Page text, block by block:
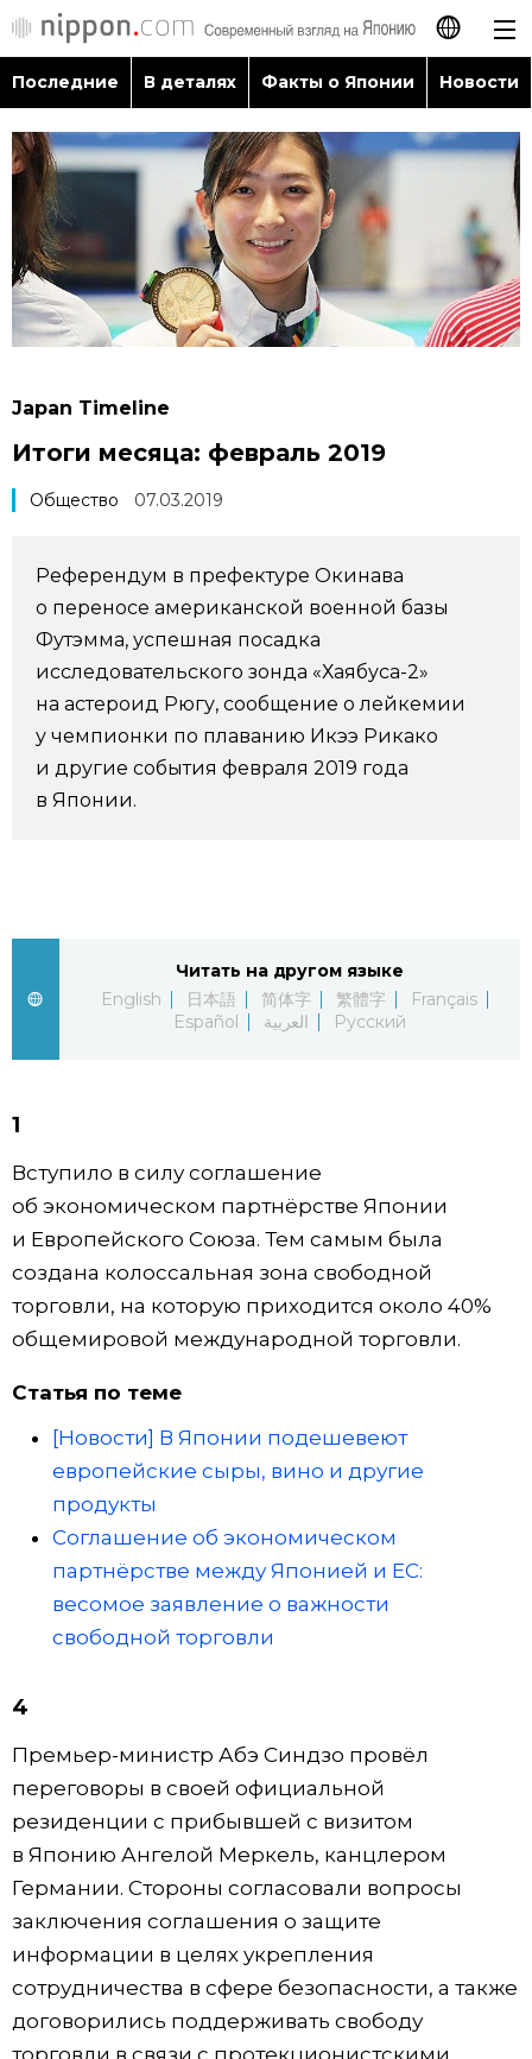
日本語
English
简体字
Français
العربية
Последние
В деталях
Путеводитель по Японии
Фото/Видео
Разделы
Люди
Блог
Технологии
Токио
От редакции
Популярные статьи
Японский язык official SNS
Последние В деталях Факты о Японии Новости
Japan Timeline
Итоги месяца: февраль 2019
Общество 07.03.2019
Референдум в префектуре Окинава
о переносе американской военной базы
Футэмма, успешная посадка
исследовательского зонда «Хаябуса-2»
на астероид Рюгу, сообщение о лейкемии
у чемпионки по плаванию Икээ Рикако
и другие события февраля 2019 года
в Японии.
Читать на другом языке
English
日本語 简体字 繁體字
Français
Español
العربية Русский
1
Вступило в силу соглашение
об экономическом партнёрстве Японии
и Европейского Союза. Тем самым была
создана колоссальная зона свободной
торговли, на которую приходится около 40%
общемировой международной торговли.
Статья по теме
[Новости] В Японии подешевеют
европейские сыры, вино и другие
продукты
Соглашение об экономическом
партнёрстве между Японией и ЕС:
весомое заявление о важности
свободной торговли
4
Премьер-министр Абэ Синдзо провёл
переговоры в своей официальной
резиденции с прибывшей с визитом
в Японию Ангелой Меркель, канцлером
Германии. Стороны согласовали вопросы
заключения соглашения о защите
информации в целях укрепления
сотрудничества в сфере безопасности, а также
договорились поддерживать свободу
торговли в связи с протекционистскими